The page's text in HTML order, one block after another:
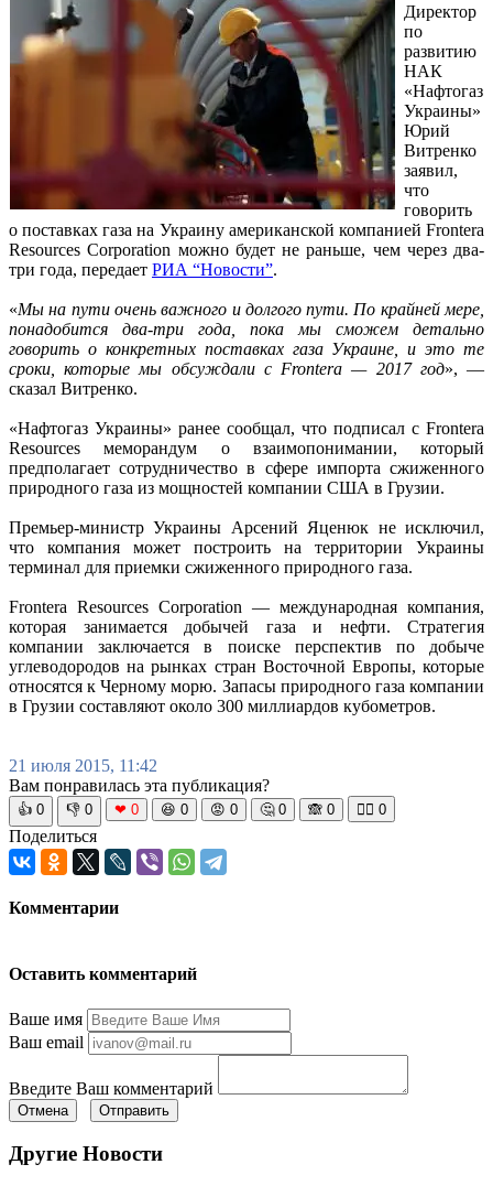
Директор
по
развитию
НАК
«Нафтогаз
Украины»
Юрий
Витренко
заявил,
что
говорить
о поставках газа на Украину американской компанией Frontera
Resources Corporation можно будет не раньше, чем через два-
три года, передает РИА “Новости”.
«Мы на пути очень важного и долгого пути. По крайней мере,
понадобится два-три года, пока мы сможем детально
говорить о конкретных поставках газа Украине, и это те
сроки, которые мы обсуждали с Frontera — 2017 год», —
сказал Витренко.
«Нафтогаз Украины» ранее сообщал, что подписал с Frontera
Resources меморандум о взаимопонимании, который
предполагает сотрудничество в сфере импорта сжиженного
природного газа из мощностей компании США в Грузии.
Премьер-министр Украины Арсений Яценюк не исключил,
что компания может построить на территории Украины
терминал для приемки сжиженного природного газа.
Frontera Resources Corporation — международная компания,
которая занимается добычей газа и нефти. Стратегия
компании заключается в поиске перспектив по добыче
углеводородов на рынках стран Восточной Европы, которые
относятся к Черному морю. Запасы природного газа компании
в Грузии составляют около 300 миллиардов кубометров.
21 июля 2015, 11:42
Вам понравилась эта публикация?
👍 0 👎 0 ❤ 0 😆 0 😡 0 🤔 0 🙈 0 🧘‍♀️ 0
Поделиться
Комментарии
Оставить комментарий
Ваше имя
Ваш email
Введите Ваш комментарий
Отмена Отправить
Другие Новости